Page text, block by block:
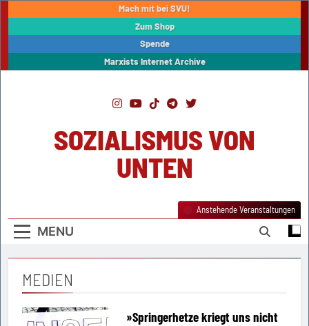
Mach mit bei SVU!
Zum Shop
Spende
Marxists Internet Archive
SOZIALISMUS VON
UNTEN
MENU
Anstehende Veranstaltungen
MEDIEN
»Springerhetze kriegt uns nicht